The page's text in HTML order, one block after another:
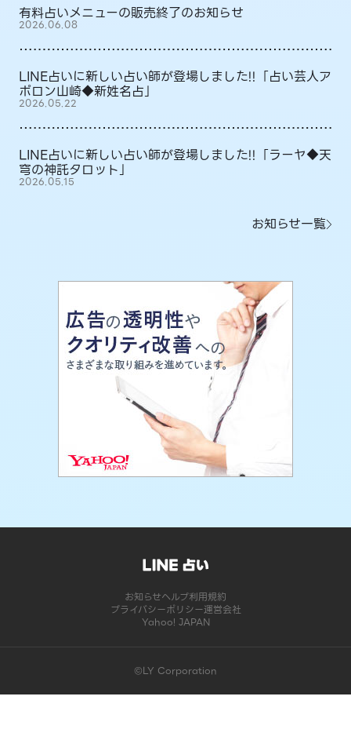
有料占いメニューの販売終了のお知らせ
2026.06.08
LINE占いに新しい占い師が登場しました!!「占い芸人ア
ポロン山崎◆新姓名占」
2026.05.22
LINE占いに新しい占い師が登場しました!!「ラーヤ◆天
穹の神託タロット」
2026.05.15
お知らせ一覧
お知らせヘルプ利用規約
プライバシーポリシー運営会社
Yahoo! JAPAN
©LY Corporation
このコンテンツは掲載が終了しました | LINE占い